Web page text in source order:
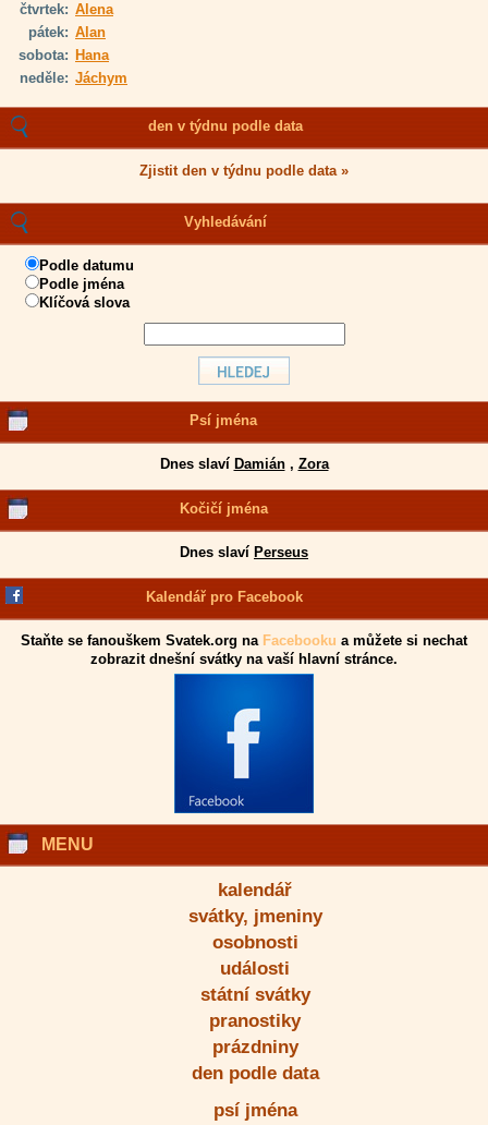
čtvrtek: Alena
pátek: Alan
sobota: Hana
neděle: Jáchym
den v týdnu podle data
Zjistit den v týdnu podle data »
Vyhledávání
Podle datumu
Podle jména
Klíčová slova
Psí jména
Dnes slaví Damián, Zora
Kočičí jména
Dnes slaví Perseus
Kalendář pro Facebook
Staňte se fanouškem Svatek.org na Facebooku a můžete si nechat
zobrazit dnešní svátky na vaší hlavní stránce.
MENU
kalendář
svátky, jmeniny
osobnosti
události
státní svátky
pranostiky
prázdniny
den podle data
psí jména